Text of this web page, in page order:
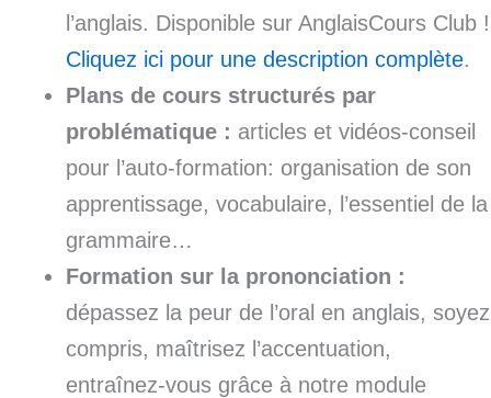
l’anglais. Disponible sur AnglaisCours Club !
Cliquez ici pour une description complète.
Plans de cours structurés par
problématique : articles et vidéos-conseil
pour l’auto-formation: organisation de son
apprentissage, vocabulaire, l’essentiel de la
grammaire…
Formation sur la prononciation :
dépassez la peur de l’oral en anglais, soyez
compris, maîtrisez l’accentuation,
entraînez-vous grâce à notre module